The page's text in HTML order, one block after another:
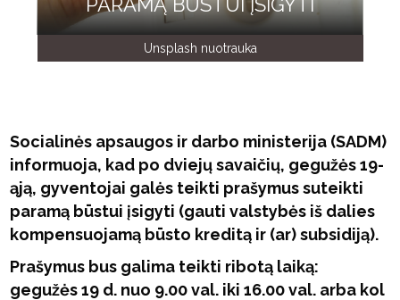
Unsplash nuotrauka
Socialinės apsaugos ir darbo ministerija (SADM)
informuoja, kad po dviejų savaičių, gegužės 19-
ąją, gyventojai galės teikti prašymus suteikti
paramą būstui įsigyti (gauti valstybės iš dalies
kompensuojamą būsto kreditą ir (ar) subsidiją).
Prašymus bus galima teikti ribotą laiką:
gegužės 19 d. nuo 9.00 val. iki 16.00 val. arba kol